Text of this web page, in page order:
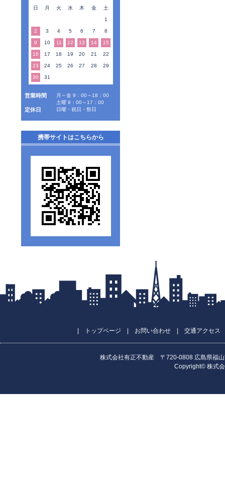
日 月 火 水 木 金 土
1
2 3 4 5 6 7 8
9 10 11 12 13 14 15
16 17 18 19 20 21 22
23 24 25 26 27 28 29
30 31
営業時間
月～金 9：00～18：00
土曜 9：00～17：00
定休日 日曜・祝日・祭日
携帯サイトはこちらから
トップページ お問い合わせ 交通アクセス
株式会社有正不動産 〒720-0808 広島県福
Copyright© 株式